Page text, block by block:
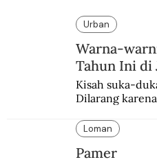
Urban
Warna-
Tahun Ini di
Kisah suka-
Dilarang
kampung lebih
Loman
Pamer